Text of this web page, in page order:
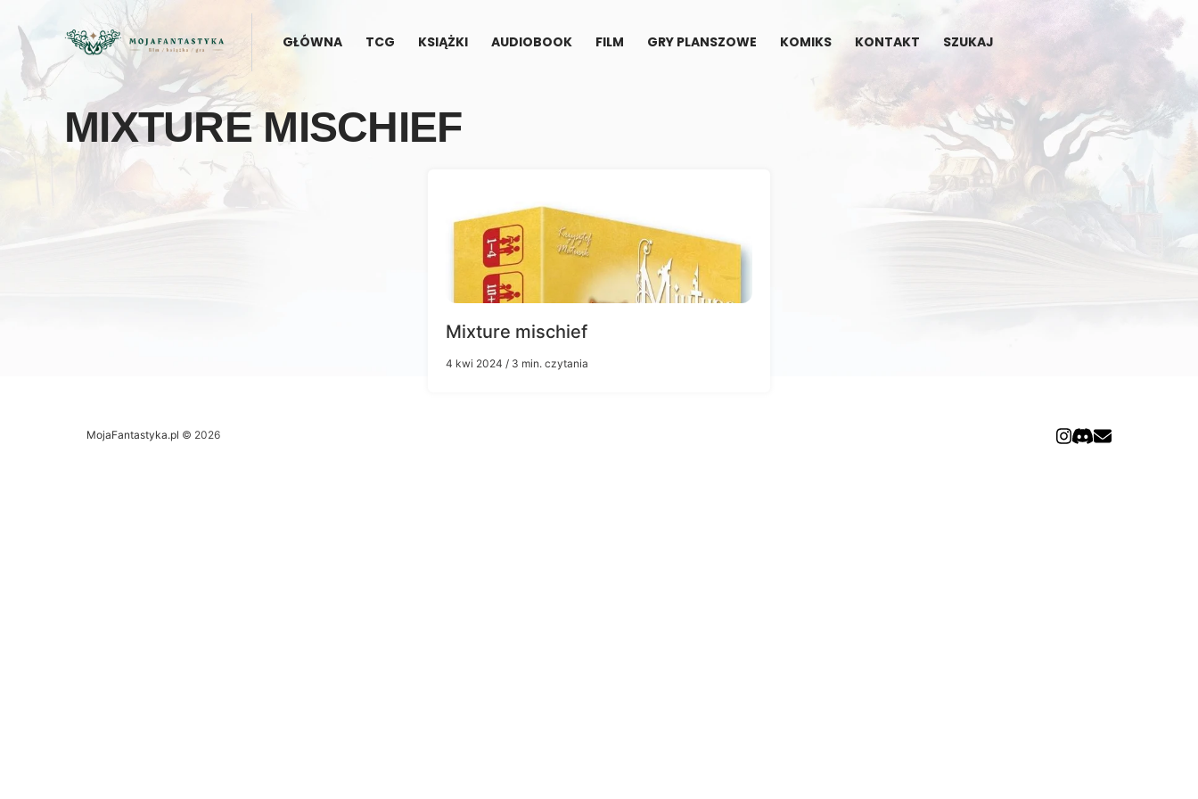
GŁÓWNA TCG KSIĄŻKI AUDIOBOOK FILM GRY PLANSZOWE KOMIKS KONTAKT SZUKAJ
MIXTURE MISCHIEF
Mixture mischief
4 kwi 2024 / 3 min. czytania
MojaFantastyka.pl © 2026